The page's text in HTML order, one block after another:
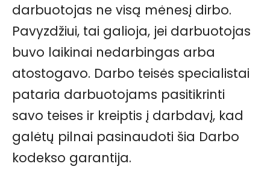
darbuotojas ne visą mėnesį dirbo.
Pavyzdžiui, tai galioja, jei darbuotojas
buvo laikinai nedarbingas arba
atostogavo. Darbo teisės specialistai
pataria darbuotojams pasitikrinti
savo teises ir kreiptis į darbdavį, kad
galėtų pilnai pasinaudoti šia Darbo
kodekso garantija.